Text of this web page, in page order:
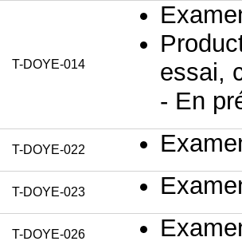
T-DOYE-014
essai,
- En
T-DOYE-022
T-DOYE-023
T-DOYE-026